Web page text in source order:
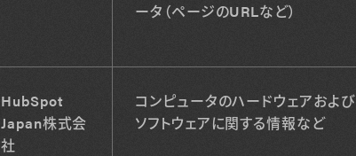
ータ（ページのURLなど）
HubSpot
Japan株式会
社
コンピュータのハードウェアおよび
ソフトウェアに関する情報など